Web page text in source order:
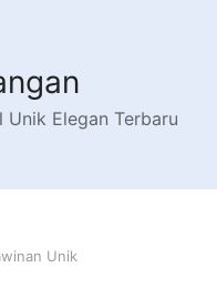
Unik Elegan Terbaru
Unik